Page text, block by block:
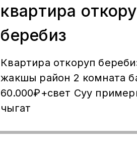
квартира
беребиз
Квартира откоруп
жакшы район 2 комната
60.000₽+свет Суу
чыгат